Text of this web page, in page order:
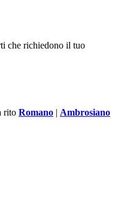
che richiedono il tuo
rito Romano | Ambrosiano